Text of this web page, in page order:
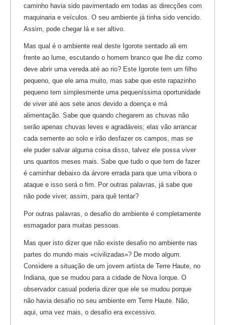
caminho havia sido pavimentado em todas as direcções com
maquinaria e veículos. O seu ambiente já tinha sido vencido.
Assim, pode chegar lá e ser altivo.
Mas qual é o ambiente real deste Igorote sentado ali em
frente ao lume, escutando o homem branco que lhe diz como
deve abrir uma vereda até ao rio? Este Igorote tem um filho
pequeno, que ele ama muito, mas sabe que este rapazinho
pequeno tem simplesmente uma pequeníssima oportunidade
de viver até aos sete anos devido a doença e má
alimentação. Sabe que quando chegarem as chuvas não
serão apenas chuvas leves e agradáveis; elas vão arrancar
cada semente ao solo e irão desfazer os campos, mas se
ele puder salvar alguma coisa disso, talvez ele possa viver
uns quantos meses mais. Sabe que tudo o que tem de fazer
é caminhar debaixo da árvore errada para que uma víbora o
ataque e isso será o fim. Por outras palavras, já sabe que
não pode viver, assim, para quê tentar?
Por outras palavras, o desafio do ambiente é completamente
esmagador para muitas pessoas.
Mas quer isto dizer que não existe desafio no ambiente nas
partes do mundo mais «civilizadas»? De modo algum.
Considere a situação de um jovem artista de Terre Haute, no
Indiana, que se mudou para a cidade de Nova Iorque. O
observador casual poderia dizer que ele se mudou porque
não havia desafio no seu ambiente em Terre Haute. Não,
aqui, uma vez mais, o desafio era excessivo.